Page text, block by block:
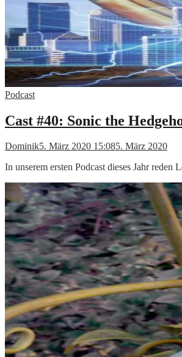
Podcast
Cast #40: Sonic the
Dominik5. März 2020 15:085. März 2020
In unserem ersten Podcast dieses Jahr